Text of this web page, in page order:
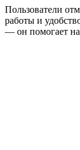
Пользователи
работы и
— он помогает